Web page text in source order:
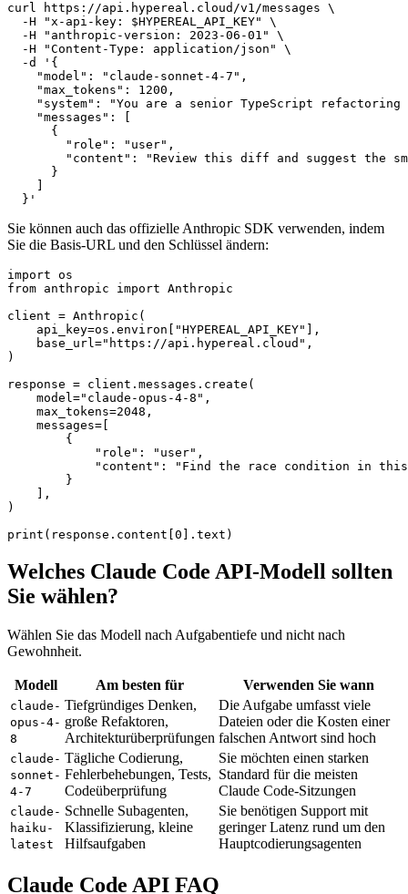
curl https://api.hypereal.cloud/v1/messages \
  -H "x-api-key: $HYPEREAL_API_KEY" \
  -H "anthropic-version: 2023-06-01" \
  -H "Content-Type: application/json" \
  -d '{
    "model": "claude-sonnet-4-7",
    "max_tokens": 1200,
"system": "You are a senior TypeScript refactoring
    "messages": [
      {
        "role": "user",
"content": "Review this diff and suggest the
      }
Sie können auch das offizielle Anthropic SDK verwenden, indem
Sie die Basis-URL und den Schlüssel ändern:
import os
from anthropic import Anthropic
client = Anthropic(
    api_key=os.environ["HYPEREAL_API_KEY"],
    base_url="https://api.hypereal.cloud",
)
response = client.messages.create(
    model="claude-opus-4-8",
    max_tokens=2048,
    messages=[
        {
            "role": "user",
"content": "Find the race condition in
        }
    ],
)
Welches Claude Code API-Modell sollten
Sie wählen?
Wählen Sie das Modell nach Aufgabentiefe und nicht nach
Gewohnheit.
Modell Am besten für Verwenden Sie wann
claude-
opus-4-
8
Tiefgründiges Denken,
große Refaktoren,
Architekturüberprüfungen
Die Aufgabe umfasst viele
Dateien oder die Kosten einer
falschen Antwort sind hoch
claude-
sonnet-
4-7
Tägliche Codierung,
Fehlerbehebungen, Tests,
Codeüberprüfung
Sie möchten einen starken
Standard für die meisten
Claude Code-Sitzungen
claude-
haiku-
latest
Schnelle Subagenten,
Klassifizierung, kleine
Hilfsaufgaben
Sie benötigen Support mit
geringer Latenz rund um den
Hauptcodierungsagenten
Claude Code API FAQ